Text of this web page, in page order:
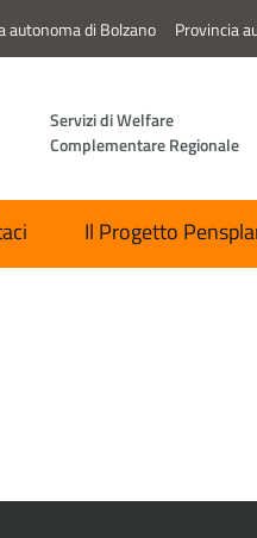
autonoma di Bolzano Provincia
Servizi di Welfare
Complementare Regionale
Il Progetto